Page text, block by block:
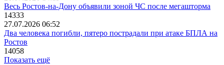
Весь Ростов-на-Дону объявили зоной ЧС после мегашторма
14333
27.07.2026 06:52
Два человека погибли, пятеро пострадали при атаке БПЛА на
Ростов
14058
Показать ещё